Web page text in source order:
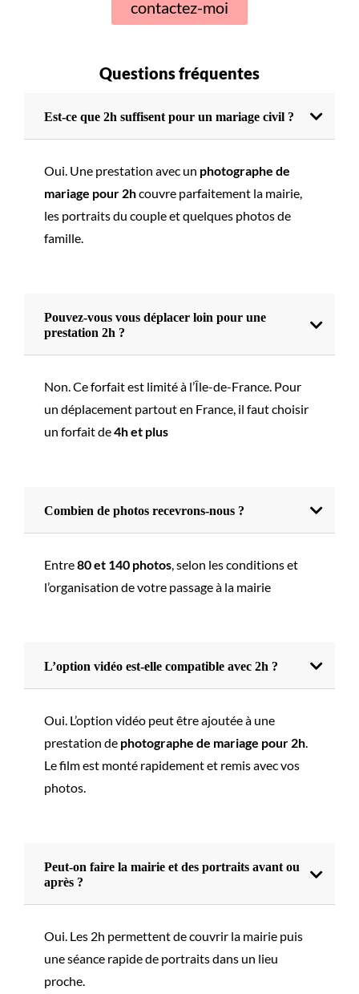
contactez-moi
Questions fréquentes
Est-ce que 2h suffisent pour un mariage civil ?
Oui. Une prestation avec un photographe de
mariage pour 2hcouvre parfaitement la mairie,
les portraits du couple et quelques photos de
famille.
Pouvez-vous vous déplacer loin pour une
prestation 2h ?
Non. Ce forfait est limité à l’Île-de-France. Pour
un déplacement partout en France, il faut choisir
un forfait de4h et plus
Combien de photos recevrons-nous ?
Entre80 et 140 photos , selon les conditions et
l’organisation de votre passage à la mairie
L’option vidéo est-elle compatible avec 2h ?
Oui. L’option vidéo peut être ajoutée à une
prestation de photographe de mariage pour 2h
Le film est monté rapidement et remis avec vos
photos.
Peut-on faire la mairie et des portraits avant ou
après ?
Oui. Les 2h permettent de couvrir la mairie puis
une séance rapide de portraits dans un lieu
proche.